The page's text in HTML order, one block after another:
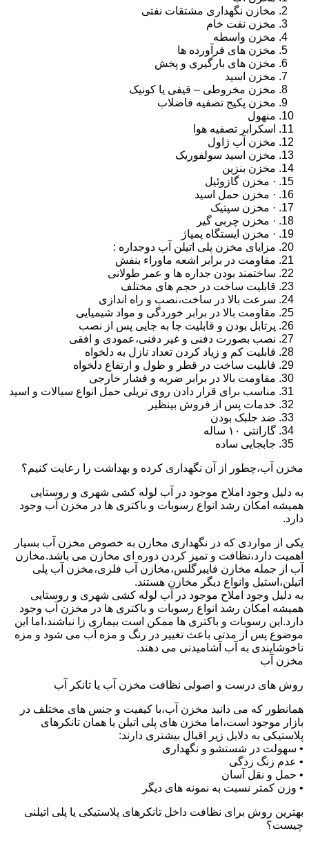
مخازن نگهداری مشتقات نفتی
مخزن نفت خام
مخزن واسطه
مخزن های فرآورده ها
مخزن های بارگیری و پخش
مخزن اسید
مخزن مخروطی – قیفی یا کونیک
مخزن پکیج تصفیه فاضلاب
منهول
اسکرابر تصفیه هوا
مخزن آب ژاول
مخزن اسید سولفوریک
مخزن بنزین
· مخزن گازوئیل
· مخزن حمل اسید
· مخزن سپتیک
· مخزن چربی گیر
· مخزن ایستگاه پمپاژ
مزایای مخزن پلی اتیلن آب دوجداره :
مقاومت در برابر اشعه ماوراء بنفش
ساختمند بودن جداره ها و عمر طولانی
قابلیت ساخت در حجم های مختلف
سرعت بالا در ساخت،نصب و راه اندازی
مقاومت بالا در برابر خوردگی و مواد شیمیایی
پرتابل بودن و قابلیت جا به جایی پس از نصب
نصب بصورت دفنی و غیر دفنی،عمودی و افقی
قابلیت کم و زیاد کردن تعداد نازل به دلخواه
قابلیت ساخت در قطر و طول و ارتفاع دلخواه
مقاومت بالا در برابر ضربه و فشار خارجی
مناسب برای قرار دادن روی تریلی حمل انواع سیالات و اسید
خدمات پس از فروش بینظیر
ضد جلبک بودن
گارانتی ۱۰ ساله
جابجایی ساده
مخزن آب،چطور از آن نگهداری کرده و بهداشت را رعایت کنیم؟
به دلیل وجود املاح موجود در آب لوله کشی شهری و روستایی
همیشه امکان رشد انواع رسوبات و باکتری ها در مخزن آب وجود
دارد.
یکی از مواردی که در نگهداری مخازن به خصوص مخزن آب بسیار
اهمیت دارد،نظافت و تمیز کردن دوره ای مخازن می باشد.مخازن
آب از جمله مخازن فایبرگلس،مخازن آب فلزی،مخزن آب پلی
اتیلن،استیل وانواع دیگر مخازن هستند.
به دلیل وجود املاح موجود در آب لوله کشی شهری و روستایی
همیشه امکان رشد انواع رسوبات و باکتری ها در مخزن آب وجود
دارد.این رسوبات و باکتری ها ممکن است بیماری زا نباشند،اما این
موضوع پس از مدتی باعث تغییر در رنگ و مزه آب می شود و مزه
ناخوشایندی به آب آشامیدنی می دهند.
مخزن آب
روش های درست و اصولی نظافت مخزن آب یا تانکر آب
همانطور که می دانید مخزن آب،با کیفیت و جنس های مختلف در
بازار موجود است،اما مخزن های پلی اتیلن یا همان تانکرهای
پلاستیکی به دلایل زیر اقبال بیشتری دارند:
• سهولت در شستشو و نگهداری
• عدم زنگ زدگی
• حمل و نقل آسان
• وزن کمتر نسبت به نمونه های دیگر
بهترین روش برای نظافت داخل تانکرهای پلاستیکی یا پلی اتیلنی
چیست؟